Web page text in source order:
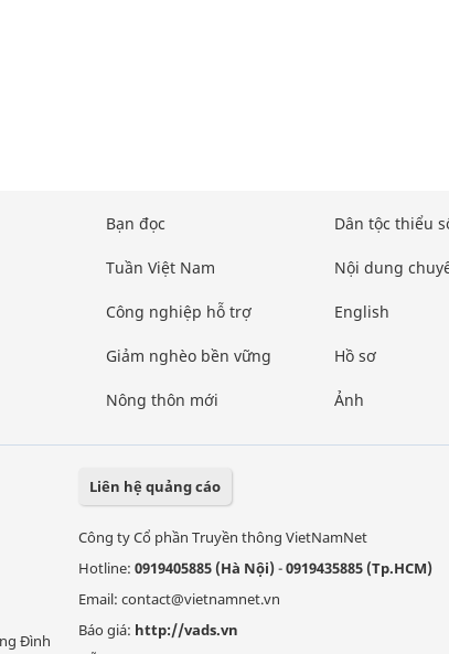
Bạn đọc
Tuần Việt Nam
Công nghiệp hỗ trợ
Giảm nghèo bền vững
Nông thôn mới
Dân tộc thiểu
Nội dung
English
Hồ sơ
Ảnh
Đình
Liên hệ quảng cáo
Công ty Cổ phần Truyền thông VietNamNet
Hotline: 0919405885 (Hà Nội)-0919435885 (Tp.HCM)
Email: contact@vietnamnet.vn
Báo giá: http://vads.vn